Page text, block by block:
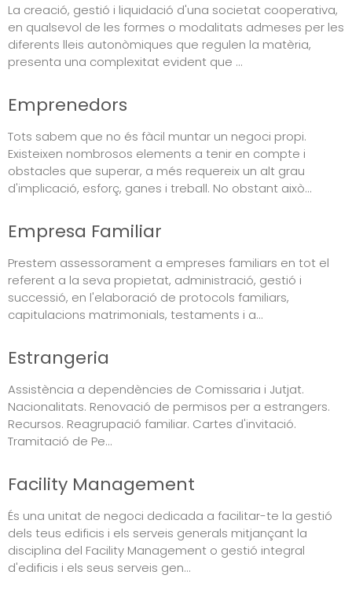
La creació, gestió i liquidació d'una societat cooperativa,
en qualsevol de les formes o modalitats admeses per les
diferents lleis autonòmiques que regulen la matèria,
presenta una complexitat evident que ...
Emprenedors
Tots sabem que no és fàcil muntar un negoci propi.
Existeixen nombrosos elements a tenir en compte i
obstacles que superar, a més requereix un alt grau
d'implicació, esforç, ganes i treball. No obstant això...
Empresa Familiar
Prestem assessorament a empreses familiars en tot el
referent a la seva propietat, administració, gestió i
successió, en l'elaboració de protocols familiars,
capitulacions matrimonials, testaments i a...
Estrangeria
Assistència a dependències de Comissaria i Jutjat.
Nacionalitats. Renovació de permisos per a estrangers.
Recursos. Reagrupació familiar. Cartes d'invitació.
Tramitació de Pe...
Facility Management
És una unitat de negoci dedicada a facilitar-te la gestió
dels teus edificis i els serveis generals mitjançant la
disciplina del Facility Management o gestió integral
d'edificis i els seus serveis gen...